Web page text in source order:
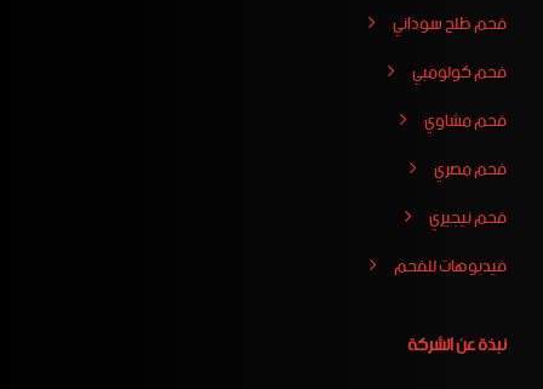
فحم طلح سوداني
فحم كولومبي
فحم مشاوي
فحم مصري
فحم نيجيري
فيدبوهات للفحم
نبذة عن الشركة